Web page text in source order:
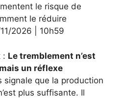
le risque de
le réduire
2026 10h59
: Le tremblement n’est
un réflexe
signale que la production
plus suffisante. Il